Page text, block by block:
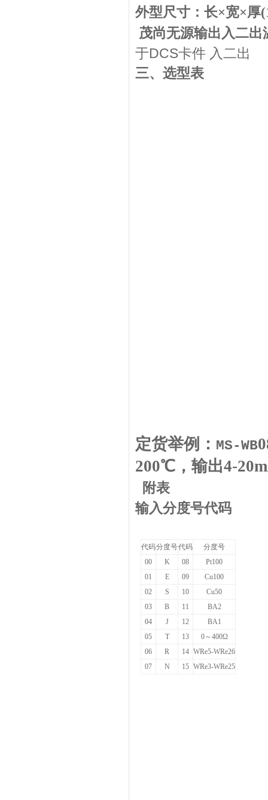
外型尺寸：长×宽×厚
茂尚无源输出入二
于DCS卡件 入二出
三、选型表
定货举例： MS-WB
200℃ ， 输出4-
附表
输入分度号代码
代码分度号代码
分度号
00
K 08
Pt100
01
E 09
Cu100
02
S 10
Cu50
03
B 11
BA2
04
J 12
BA1
05
T 13 0～400Ω
06
R 14 WRe5-WRe26
07
N 15 WRe3-WRe25